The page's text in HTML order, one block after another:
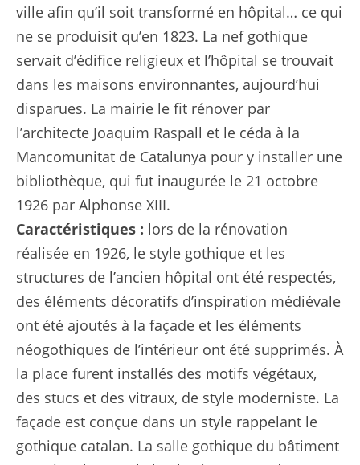
ville afin qu’il soit transformé en hôpital… ce qui
ne se produisit qu’en 1823. La nef gothique
servait d’édifice religieux et l’hôpital se trouvait
dans les maisons environnantes, aujourd’hui
disparues. La mairie le fit rénover par
l’architecte Joaquim Raspall et le céda à la
Mancomunitat de Catalunya pour y installer une
bibliothèque, qui fut inaugurée le 21 octobre
1926 par Alphonse XIII.
Caractéristiques : lors de la rénovation
réalisée en 1926, le style gothique et les
structures de l’ancien hôpital ont été respectés,
des éléments décoratifs d’inspiration médiévale
ont été ajoutés à la façade et les éléments
néogothiques de l’intérieur ont été supprimés. À
la place furent installés des motifs végétaux,
des stucs et des vitraux, de style moderniste. La
façade est conçue dans un style rappelant le
gothique catalan. La salle gothique du bâtiment